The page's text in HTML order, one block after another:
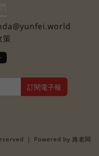
策
訂閱電子報
｜ Powered by 路老闆